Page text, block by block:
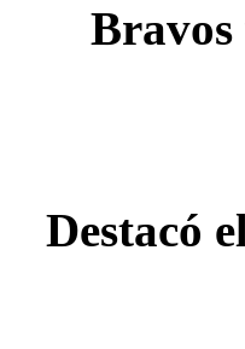
Bravos
Destacó